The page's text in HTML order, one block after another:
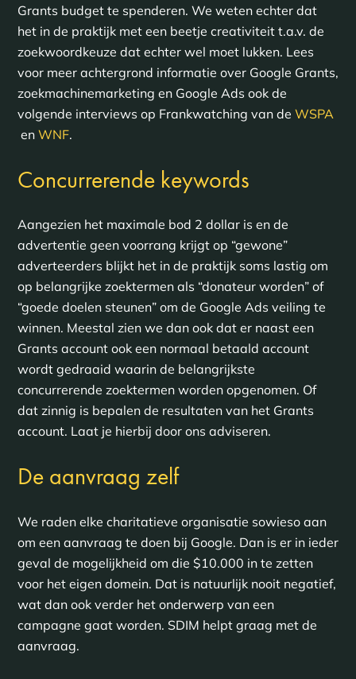
Grants budget te spenderen. We weten echter dat
het in de praktijk met een beetje creativiteit t.a.v. de
zoekwoordkeuze dat echter wel moet lukken. Lees
voor meer achtergrond informatie over Google Grants,
zoekmachinemarketing en Google Ads ook de
volgende interviews op Frankwatching van de WSPA
en WNF.
Concurrerende keywords
Aangezien het maximale bod 2 dollar is en de
advertentie geen voorrang krijgt op “gewone”
adverteerders blijkt het in de praktijk soms lastig om
op belangrijke zoektermen als “donateur worden” of
“goede doelen steunen” om de Google Ads veiling te
winnen. Meestal zien we dan ook dat er naast een
Grants account ook een normaal betaald account
wordt gedraaid waarin de belangrijkste
concurrerende zoektermen worden opgenomen. Of
dat zinnig is bepalen de resultaten van het Grants
account. Laat je hierbij door ons adviseren.
De aanvraag zelf
We raden elke charitatieve organisatie sowieso aan
om een aanvraag te doen bij Google. Dan is er in ieder
geval de mogelijkheid om die $10.000 in te zetten
voor het eigen domein. Dat is natuurlijk nooit negatief,
wat dan ook verder het onderwerp van een
campagne gaat worden. SDIM helpt graag met de
aanvraag.